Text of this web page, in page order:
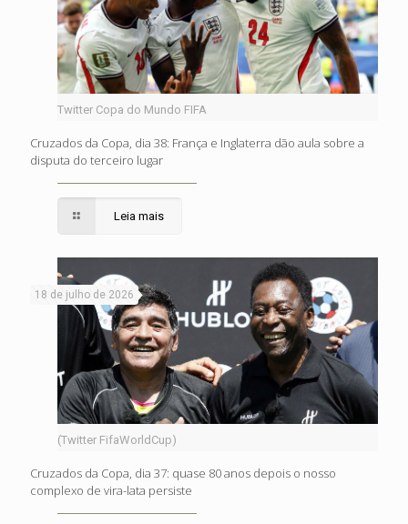
Twitter Copa do Mundo FIFA
Cruzados da Copa, dia 38: França e Inglaterra dão aula sobre a
disputa do terceiro lugar
Leia mais
(Twitter FifaWorldCup)
18 de julho de 2026
Cruzados da Copa, dia 37: quase 80 anos depois o nosso
complexo de vira-lata persiste